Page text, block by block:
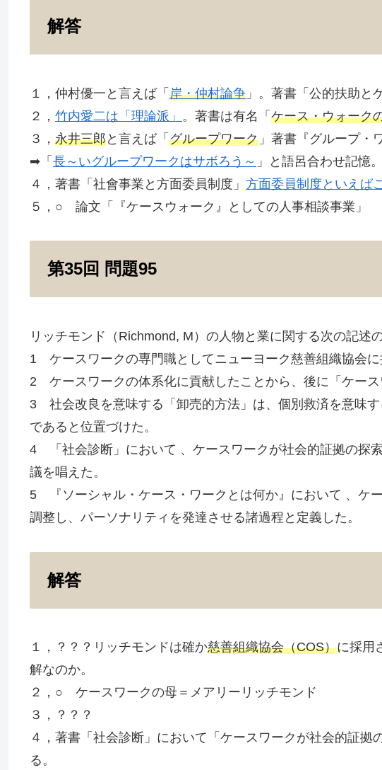
解答
１，仲村優一と言えば「 岸・仲村論争 」。著書「公的扶助と
２， 竹内愛二は「理論派」 。著書は有名「 ケース・ウォーク
３， 永井三郎と言えば「 グループワーク 」著書『グループ・
➡「 長～いグループワークはサボろう～ 」と語呂合わせ記憶。
４，著書「社會事業と方面委員制度」 方面委員制度といえば
５，○ 論文「『ケースウォーク』としての人事相談事業」
第35回 問題95
リッチモンド（Richmond, M）の人物と業に関する次の記述
1 ケースワークの専門職としてニューヨーク慈善組織協会に
2 ケースワークの体系化に貢献したことから、後に「ケース
3 社会改良を意味する「卸売的方法」は、個別救済を意味
であると位置づけた。
4 「社会診断」において 、ケースワークが社会的証拠の探
議を唱えた。
5 『ソーシャル・ケース・ワークとは何か』において 、ケ
調整し、パーソナリティを発達させる諸過程と定義した。
解答
１，？？？リッチモンドは確か慈善組織協会（COS）に採用
解なのか。
２，○ ケースワークの母＝メアリーリッチモンド
３，？？？
４，著書「社会診断」において「ケースワークが社会的証拠
る。